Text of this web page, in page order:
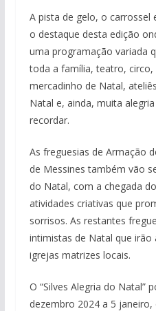
A pista de gelo, o
o destaque desta edição
uma programação variada
toda a família, teatro,
mercadinho de Natal,
Natal e, ainda, muita
recordar.
As freguesias de Armação
de Messines também vão
do Natal, com a chegada
atividades criativas que
sorrisos. As restantes
intimistas de Natal que
igrejas matrizes locais.
O “Silves Alegria do Natal”
dezembro 2024 a 5